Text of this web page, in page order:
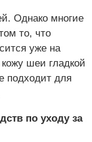
Однако многие
то, что
уже на
шеи гладкой
подходит для
по уходу за